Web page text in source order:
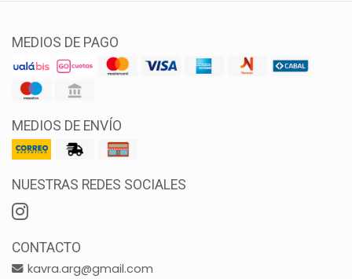
MEDIOS DE PAGO
MEDIOS DE ENVÍO
NUESTRAS REDES SOCIALES
CONTACTO
kavra.arg@gmail.com